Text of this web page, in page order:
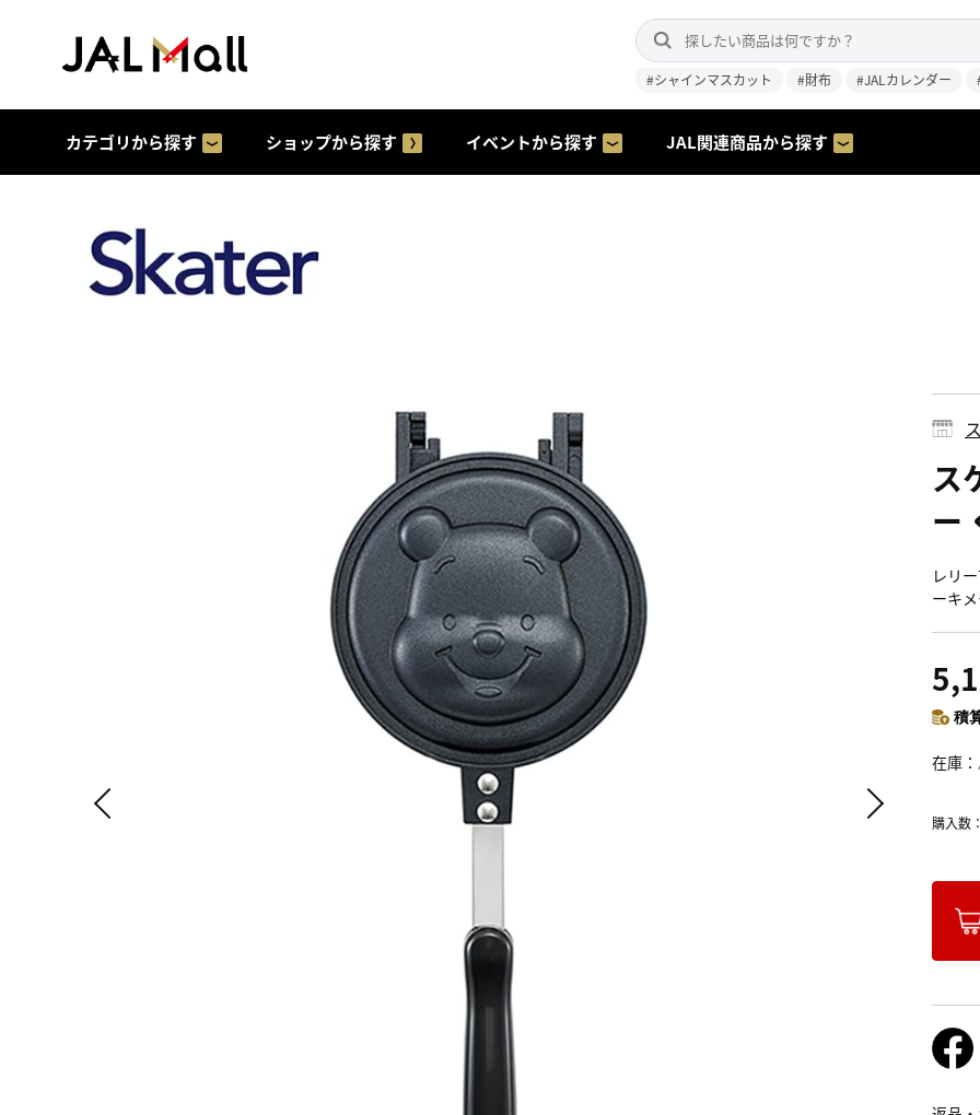
#シャインマスカット #財布 #JALカレンダー
カテゴリから探す ショップから探す イベントから探す JAL関連商品から探す
ス
ー
レリ
ーキ
積
在庫
購入数